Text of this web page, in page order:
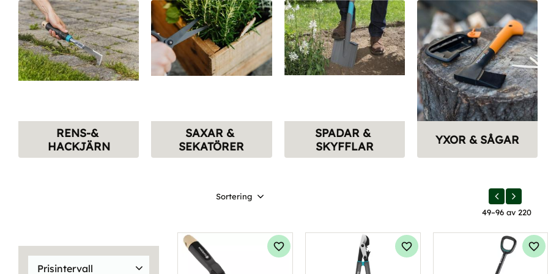
RENS-&
HACKJÄRN
SAXAR &
SEKATÖRER
SPADAR &
SKYFFLAR
YXOR & SÅGAR
Prisintervall
49–96av 220
Lägg till i favoriter Lägg till i favoriter